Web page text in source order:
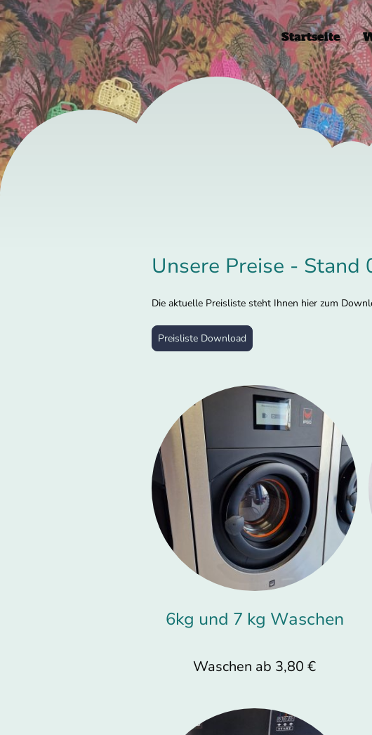
Startseite
Unsere Preise - Stand
Die aktuelle Preisliste steht Ihnen hier zum
Preisliste Download
6kg und 7 kg Waschen
Waschen ab 3,80 €